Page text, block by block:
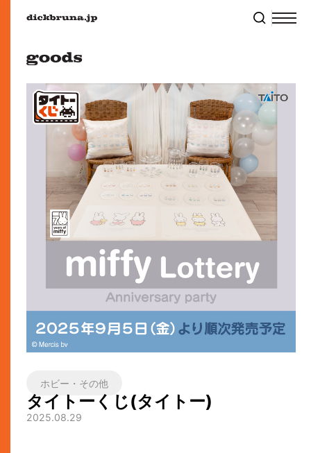
ホビー・その他
タイトーくじ(タイトー)
2025.08.29